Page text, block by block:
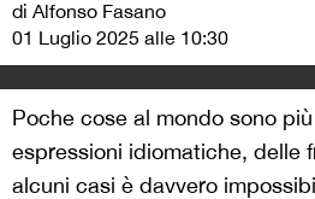
di Alfonso Fasano
01 Luglio 2025 alle 10:30
Poche cose al mondo sono
espressioni idiomatiche, delle
alcuni casi è davvero